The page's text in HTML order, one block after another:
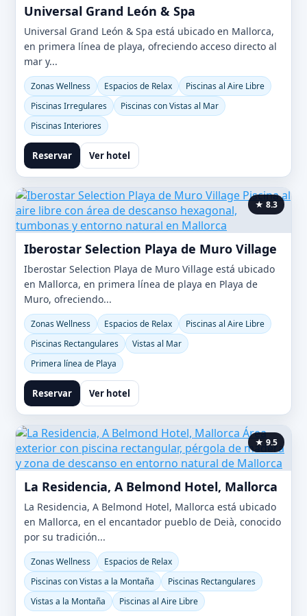
Universal Grand León & Spa
Universal Grand León & Spa está ubicado en Mallorca,
en primera línea de playa, ofreciendo acceso directo al
mar y...
Zonas Wellness Espacios de Relax
Piscinas al Aire Libre
Piscinas Irregulares
Piscinas con Vistas al Mar
Piscinas Interiores
Reservar Ver hotel
★ 8.3
Iberostar Selection Playa de Muro Village
Iberostar Selection Playa de Muro Village está ubicado
en Mallorca, en primera línea de playa en Playa de
Muro, ofreciendo...
Zonas Wellness Espacios de Relax
Piscinas al Aire Libre
Piscinas Rectangulares
Vistas al Mar
Primera línea de Playa
Reservar Ver hotel
★ 9.5
La Residencia, A Belmond Hotel, Mallorca
La Residencia, A Belmond Hotel, Mallorca está ubicado
en Mallorca, en el encantador pueblo de Deià, conocido
por su tradición...
Zonas Wellness
Espacios de Relax
Piscinas con Vistas a la Montaña
Piscinas Rectangulares
Vistas a la Montaña
Piscinas al Aire Libre